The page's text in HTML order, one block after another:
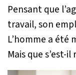
Pensant que
travail, son
L’homme a été
Mais que s’est-